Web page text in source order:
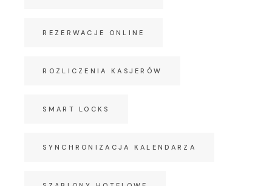
REZERWACJE ONLINE
ROZLICZENIA KASJERÓW
SMART LOCKS
SYNCHRONIZACJA KALENDARZA